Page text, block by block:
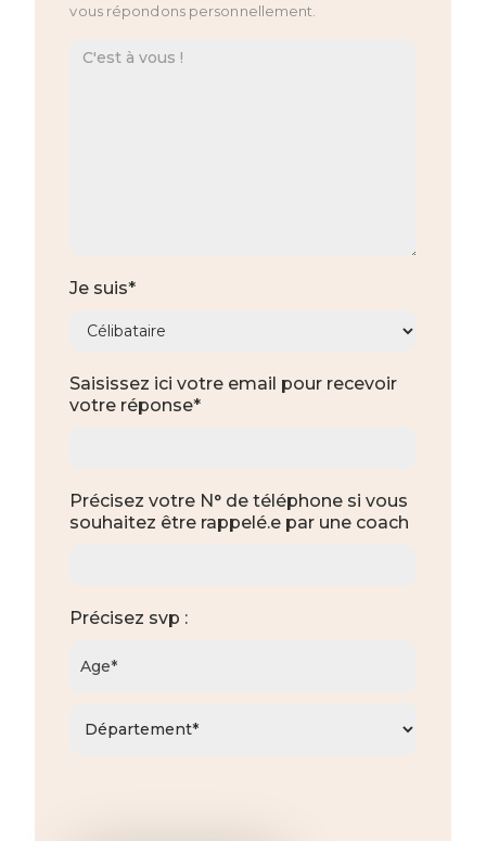
vous répondons personnellement.
Je suis*
Saisissez ici votre email pour recevoir
votre réponse*
Précisez votre N° de téléphone si vous
souhaitez être rappelé.e par une coach
Précisez svp :